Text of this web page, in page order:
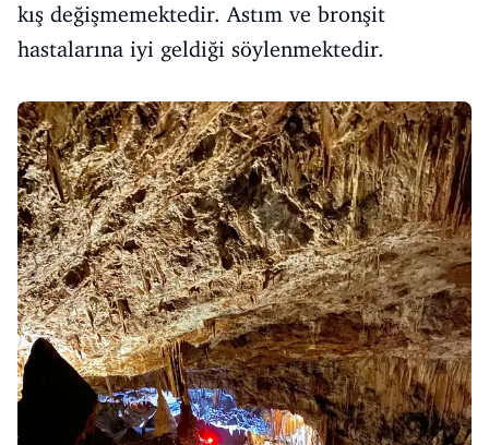
kış değişmemektedir. Astım ve bronşit
hastalarına iyi geldiği söylenmektedir.